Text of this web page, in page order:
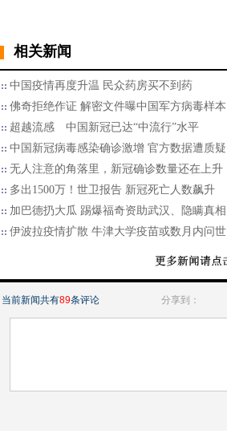
相关新闻
中国疫情再度升温 民众药房买不到药
佛奇拒绝作证 解密文件曝中国军方病毒样本
超越流感 中国新冠已达“中流行”水平
中国新冠病毒感染确诊激增 官方数据遭质疑
无人注意的角落里，新冠确诊数量还在上升
多出1500万！世卫报告 新冠死亡人数飙升
加巴德扔大瓜 踢爆福奇资助武汉、隐瞒真相
伊波拉疫情扩散 牛津大学疫苗或数月内问世
当前新闻共有89条评论 分享到：